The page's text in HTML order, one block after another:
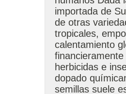
importada de
de otras
tropicales,
calentamiento
herbicidas e
dopado
semillas suele